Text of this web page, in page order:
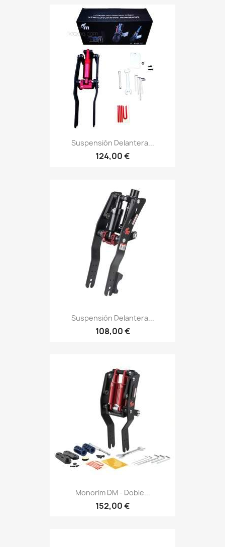
Suspensión Delantera...
124,00 €
Suspensión Delantera...
108,00 €
Monorim DM - Doble...
152,00 €